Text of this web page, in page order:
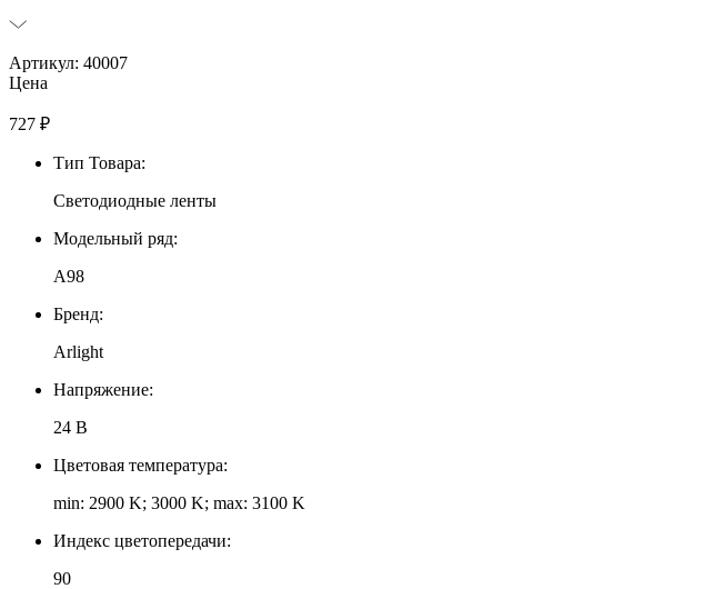
Артикул: 40007
Цена
727 ₽
Тип Товара:
Светодиодные ленты
Модельный ряд:
A98
Бренд:
Arlight
Напряжение:
24 В
Цветовая температура:
min: 2900 K; 3000 K; max: 3100 K
Индекс цветопередачи:
90